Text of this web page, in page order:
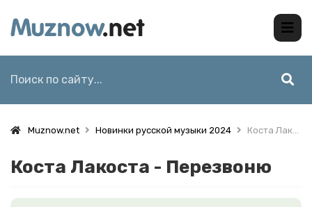
Muznow.net Новинки русской музыки 2024 Коста Лакоста - Перезвоню
Коста Лакоста - Перезвоню